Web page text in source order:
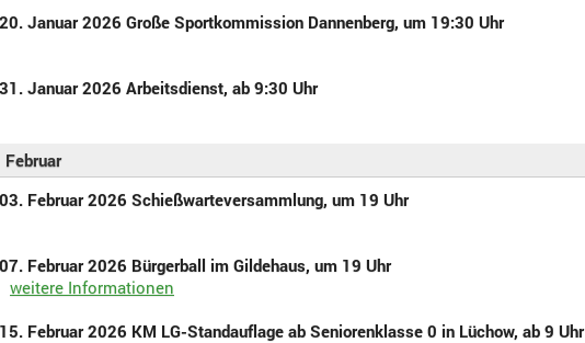
20. Januar 2026 Große Sportkommission Dannenberg, um 19:30 Uhr
31. Januar 2026 Arbeitsdienst, ab 9:30 Uhr
Februar
03. Februar 2026 Schießwarteversammlung, um 19 Uhr
07. Februar 2026 Bürgerball im Gildehaus, um 19 Uhr
weitere Informationen
15. Februar 2026 KM LG-Standauflage ab Seniorenklasse 0 in Lüchow, ab 9 Uhr